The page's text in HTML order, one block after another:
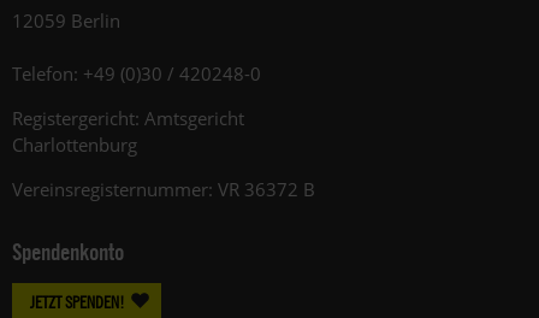
12059 Berlin
Telefon: +49 (0)30 / 420248-0
Registergericht: Amtsgericht
Charlottenburg
Vereinsregisternummer: VR 36372 B
Spendenkonto
JETZT SPENDEN!